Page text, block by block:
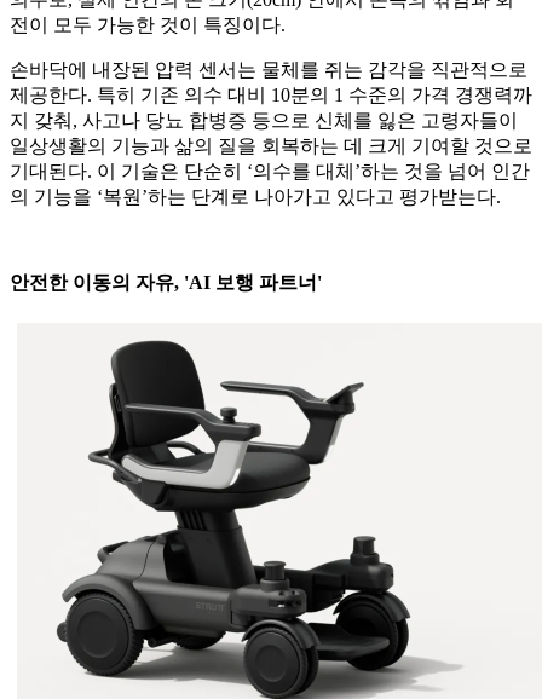
전이 모두 가능한 것이 특징이다.
손바닥에 내장된 압력 센서는 물체를 쥐는 감각을 직관적으로
제공한다. 특히 기존 의수 대비 10분의 1 수준의 가격 경쟁력까
지 갖춰, 사고나 당뇨 합병증 등으로 신체를 잃은 고령자들이
일상생활의 기능과 삶의 질을 회복하는 데 크게 기여할 것으로
기대된다. 이 기술은 단순히 ‘의수를 대체’하는 것을 넘어 인간
의 기능을 ‘복원’하는 단계로 나아가고 있다고 평가받는다.
안전한 이동의 자유, 'AI 보행 파트너'